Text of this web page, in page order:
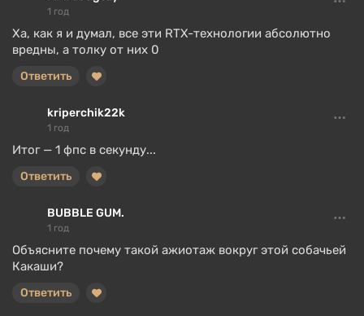
1 год
Ха, как я и думал, все эти RTX-технологии абсолютно
вредны, а толку от них 0
Ответить
kriperchik22k
1 год
Итог — 1 фпс в секунду...
Ответить
BUBBLE GUM.
1 год
Объясните почему такой ажиотаж вокруг этой собачьей
Какаши?
Ответить